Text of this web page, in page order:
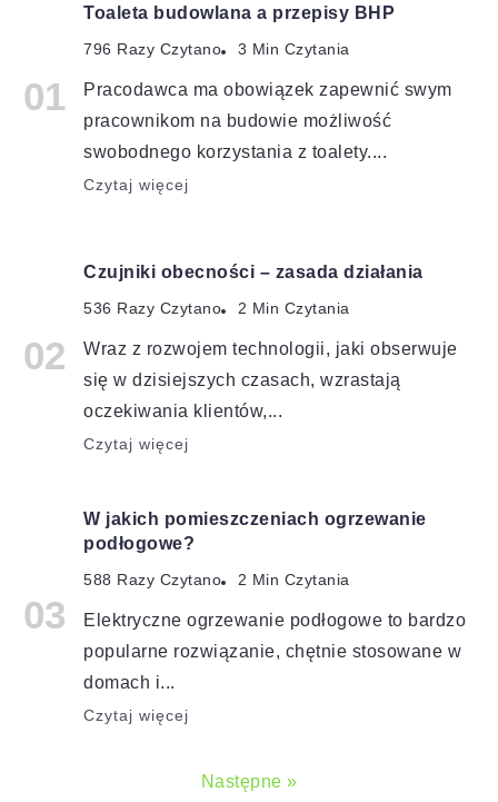
Toaleta budowlana a przepisy BHP
796 Razy Czytano 3 Min Czytania
Pracodawca ma obowiązek zapewnić swym
pracownikom na budowie możliwość
swobodnego korzystania z toalety....
Czytaj więcej
Czujniki obecności – zasada działania
536 Razy Czytano 2 Min Czytania
Wraz z rozwojem technologii, jaki obserwuje
się w dzisiejszych czasach, wzrastają
oczekiwania klientów,...
Czytaj więcej
W jakich pomieszczeniach ogrzewanie
podłogowe?
588 Razy Czytano 2 Min Czytania
Elektryczne ogrzewanie podłogowe to bardzo
popularne rozwiązanie, chętnie stosowane w
domach i...
Czytaj więcej
Następne »